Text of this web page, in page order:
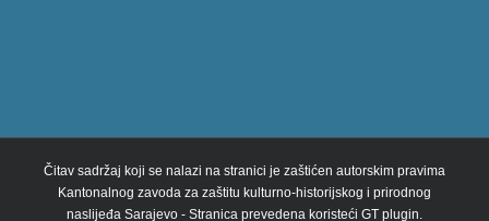
Čitav sadržaj koji se nalazi na stranici je zaštićen autorskim pravima
Kantonalnog zavoda za zaštitu kulturno-historijskog i prirodnog
naslijeđa Sarajevo - Stranica prevedena koristeći GT plugin.